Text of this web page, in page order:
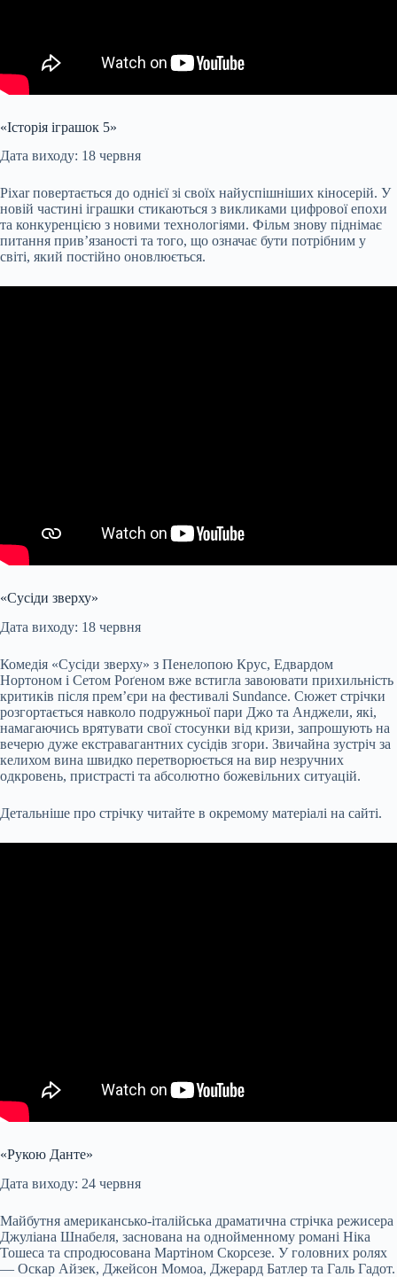
«Історія іграшок 5»
Дата виходу: 18 червня
Pixar повертається до однієї зі своїх найуспішніших кіносерій. У
новій частині іграшки стикаються з викликами цифрової епохи
та конкуренцією з новими технологіями. Фільм знову піднімає
питання прив’язаності та того, що означає бути потрібним у
світі, який постійно оновлюється.
«Сусіди зверху»
Дата виходу: 18 червня
Комедія «Сусіди зверху» з Пенелопою Крус, Едвардом
Нортоном і Сетом Роґеном вже встигла завоювати прихильність
критиків після прем’єри на фестивалі Sundance. Сюжет стрічки
розгортається навколо подружньої пари Джо та Анджели, які,
намагаючись врятувати свої стосунки від кризи, запрошують на
вечерю дуже екстравагантних сусідів згори. Звичайна зустріч за
келихом вина швидко перетворюється на вир незручних
одкровень, пристрасті та абсолютно божевільних ситуацій.
Детальніше про стрічку читайте в окремому матеріалі на сайті.
«Рукою Данте»
Дата виходу: 24 червня
Майбутня американсько-італійська драматична стрічка режисера
Джуліана Шнабеля, заснована на однойменному романі Ніка
Тошеса та спродюсована Мартіном Скорсезе. У головних ролях
— Оскар Айзек, Джейсон Момоа, Джерард Батлер та Галь Гадот.